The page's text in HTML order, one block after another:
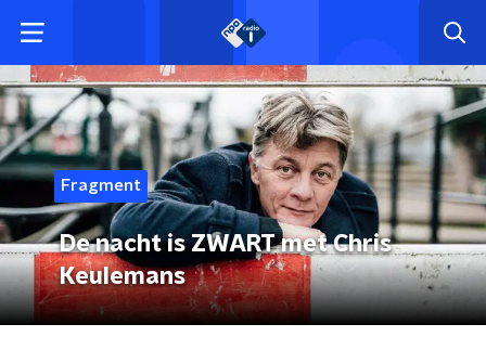
Fragment
De nacht is ZWART met Chris
Keulemans